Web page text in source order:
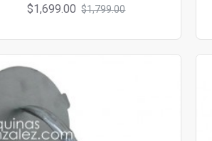
$1,699.00 $1,799.00